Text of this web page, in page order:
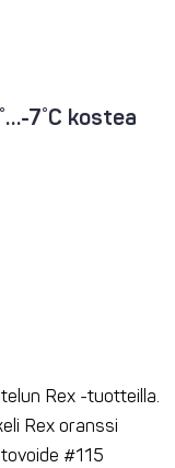
7˚C kostea
Rex -tuotteilla.
Rex oranssi
#115